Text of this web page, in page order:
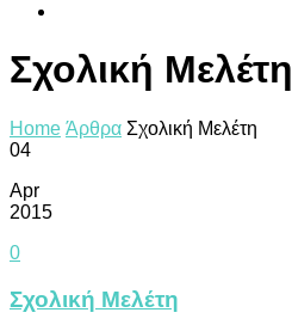
Σχολική Μελέτη
Home Άρθρα Σχολική Μελέτη
04
Apr
2015
0
Σχολική Μελέτη